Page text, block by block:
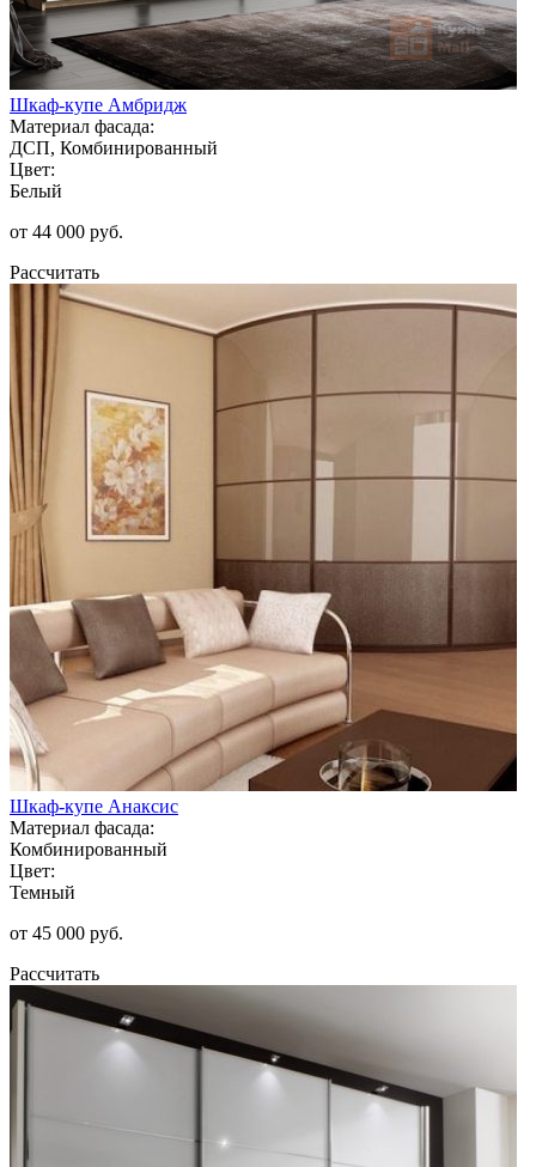
Шкаф-купе Амбридж
Материал фасада:
ДСП, Комбинированный
Цвет:
Белый
от 44 000 руб.
Рассчитать
Шкаф-купе Анаксис
Материал фасада:
Комбинированный
Цвет:
Темный
от 45 000 руб.
Рассчитать